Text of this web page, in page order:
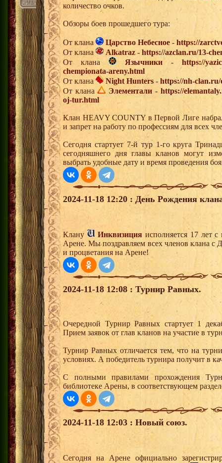
количество очков.
Обзоры боев прошедшего тура:
От клана Царство Небесное - https://
От клана
Alkatraz - https://azclan.ru/13-
От клана
Язычники - https://
chempionata-areny.html
От клана
Night Hunters - https://nh-
От клана
Элементали - https://
oj-tur.html
Клан HEAVY COUNTY в Первой Лиге
и запрет на работу по профессиям для всех
Сегодня стартует 7-й тур 1-го круга
сегодняшнего дня главы кланов могут
выбрать удобные дату и время проведения
2024-11-18 12:20 : День Рождения
Клану Инквизиция исполняется 17 лет
Арене. Мы поздравляем всех членов клана с
и процветания на Арене!
2024-11-18 12:08 : Турнир Равных.
Очередной Турнир Равных стартует 1
Прием заявок от глав кланов на участие в
Турнир Равных отличается тем, что на
условиях. А победитель турнира получит в
С полными правилами прохождения
библиотеке Арены, в соответствующем
2024-11-18 12:03 : Новый союз.
Сегодня на Арене официально